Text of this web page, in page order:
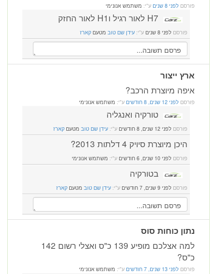
פורסם לפני 8 שנים ע"י: משתמש אנונימי
H7 לאור רגיל וH1 לאור החזק
פורסם לפני 8 שנים ע"י: עידן שם טוב מטעם קארז
ארץ ייצור
איפה מיוצרת הרכב?
פורסם לפני 12 שנים, 8 חודשים ע"י: משתמש אנונימי
טורקיה ואנגליה
פורסם לפני 12 שנים, 8 חודשים ע"י: עידן שם טוב מטעם קארז
היכן מיוצרת סיויק 4 דלתות 2013?
פורסם לפני 10 שנים, 6 חודשים ע"י: משתמש אנונימי
בטורקיה
פורסם לפני 9 שנים, 7 חודשים ע"י: עידן שם טוב מטעם קארז
נתון כוחות סוס
למה אצלכם מופיע 139 כ"ס ואצלי רשום 142
כ"ס?
פורסם לפני 13 שנים, 7 חודשים ע"י: משתמש אנונימי